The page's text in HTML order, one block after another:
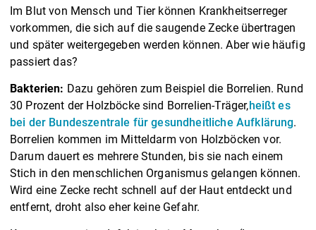
Im Blut von Mensch und Tier können Krankheitserreger
vorkommen, die sich auf die saugende Zecke übertragen
und später weitergegeben werden können. Aber wie häufig
passiert das?
Bakterien: Dazu gehören zum Beispiel die Borrelien. Rund
30 Prozent der Holzböcke sind Borrelien-Träger,heißt es
bei der Bundeszentrale für gesundheitliche Aufklärung.
Borrelien kommen im Mitteldarm von Holzböcken vor.
Darum dauert es mehrere Stunden, bis sie nach einem
Stich in den menschlichen Organismus gelangen können.
Wird eine Zecke recht schnell auf der Haut entdeckt und
entfernt, droht also eher keine Gefahr.